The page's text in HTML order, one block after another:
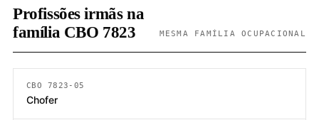
Profissões irmãs na
família CBO 7823
MESMA FAMÍLIA OCUPACIONAL
CBO 7823-05
Chofer